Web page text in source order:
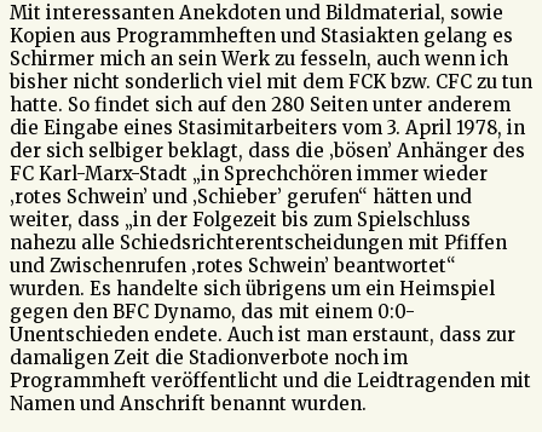
Mit interessanten Anekdoten und Bildmaterial, sowie
Kopien aus Programmheften und Stasiakten gelang es
Schirmer mich an sein Werk zu fesseln, auch wenn ich
bisher nicht sonderlich viel mit dem FCK bzw. CFC zu tun
hatte. So findet sich auf den 280 Seiten unter anderem
die Eingabe eines Stasimitarbeiters vom 3. April 1978, in
der sich selbiger beklagt, dass die ‚bösen’ Anhänger des
FC Karl-Marx-Stadt „in Sprechchören immer wieder
‚rotes Schwein’ und ‚Schieber’ gerufen“ hätten und
weiter, dass „in der Folgezeit bis zum Spielschluss
nahezu alle Schiedsrichterentscheidungen mit Pfiffen
und Zwischenrufen ‚rotes Schwein’ beantwortet“
wurden. Es handelte sich übrigens um ein Heimspiel
gegen den BFC Dynamo, das mit einem 0:0-
Unentschieden endete. Auch ist man erstaunt, dass zur
damaligen Zeit die Stadionverbote noch im
Programmheft veröffentlicht und die Leidtragenden mit
Namen und Anschrift benannt wurden.